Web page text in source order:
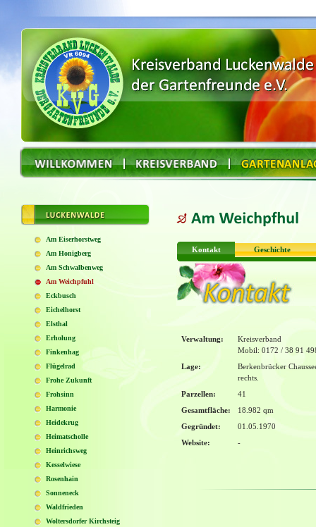
Am Eiserhorstweg
Am Honigberg
Am Schwalbenweg
Am Weichpfuhl
Eckbusch
Eichelhorst
Elsthal
Erholung
Finkenhag
Flügelrad
Frohe Zukunft
Frohsinn
Harmonie
Heidekrug
Heimatscholle
Heinrichsweg
Kesselwiese
Rosenhain
Sonneneck
Waldfrieden
Woltersdorfer Kirchsteig
Kontakt Geschichte
Verwaltung:
Kreisverband
Mobil: 0172 / 38 91
Lage:
Berkenbrücker
rechts.
Parzellen:
41
Gesamtfläche:
18.982 qm
Gegründet:
01.05.1970
Website:
-